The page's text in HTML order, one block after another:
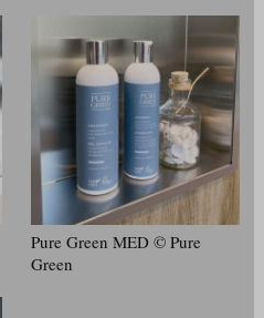
Pure Green MED © Pure
Green